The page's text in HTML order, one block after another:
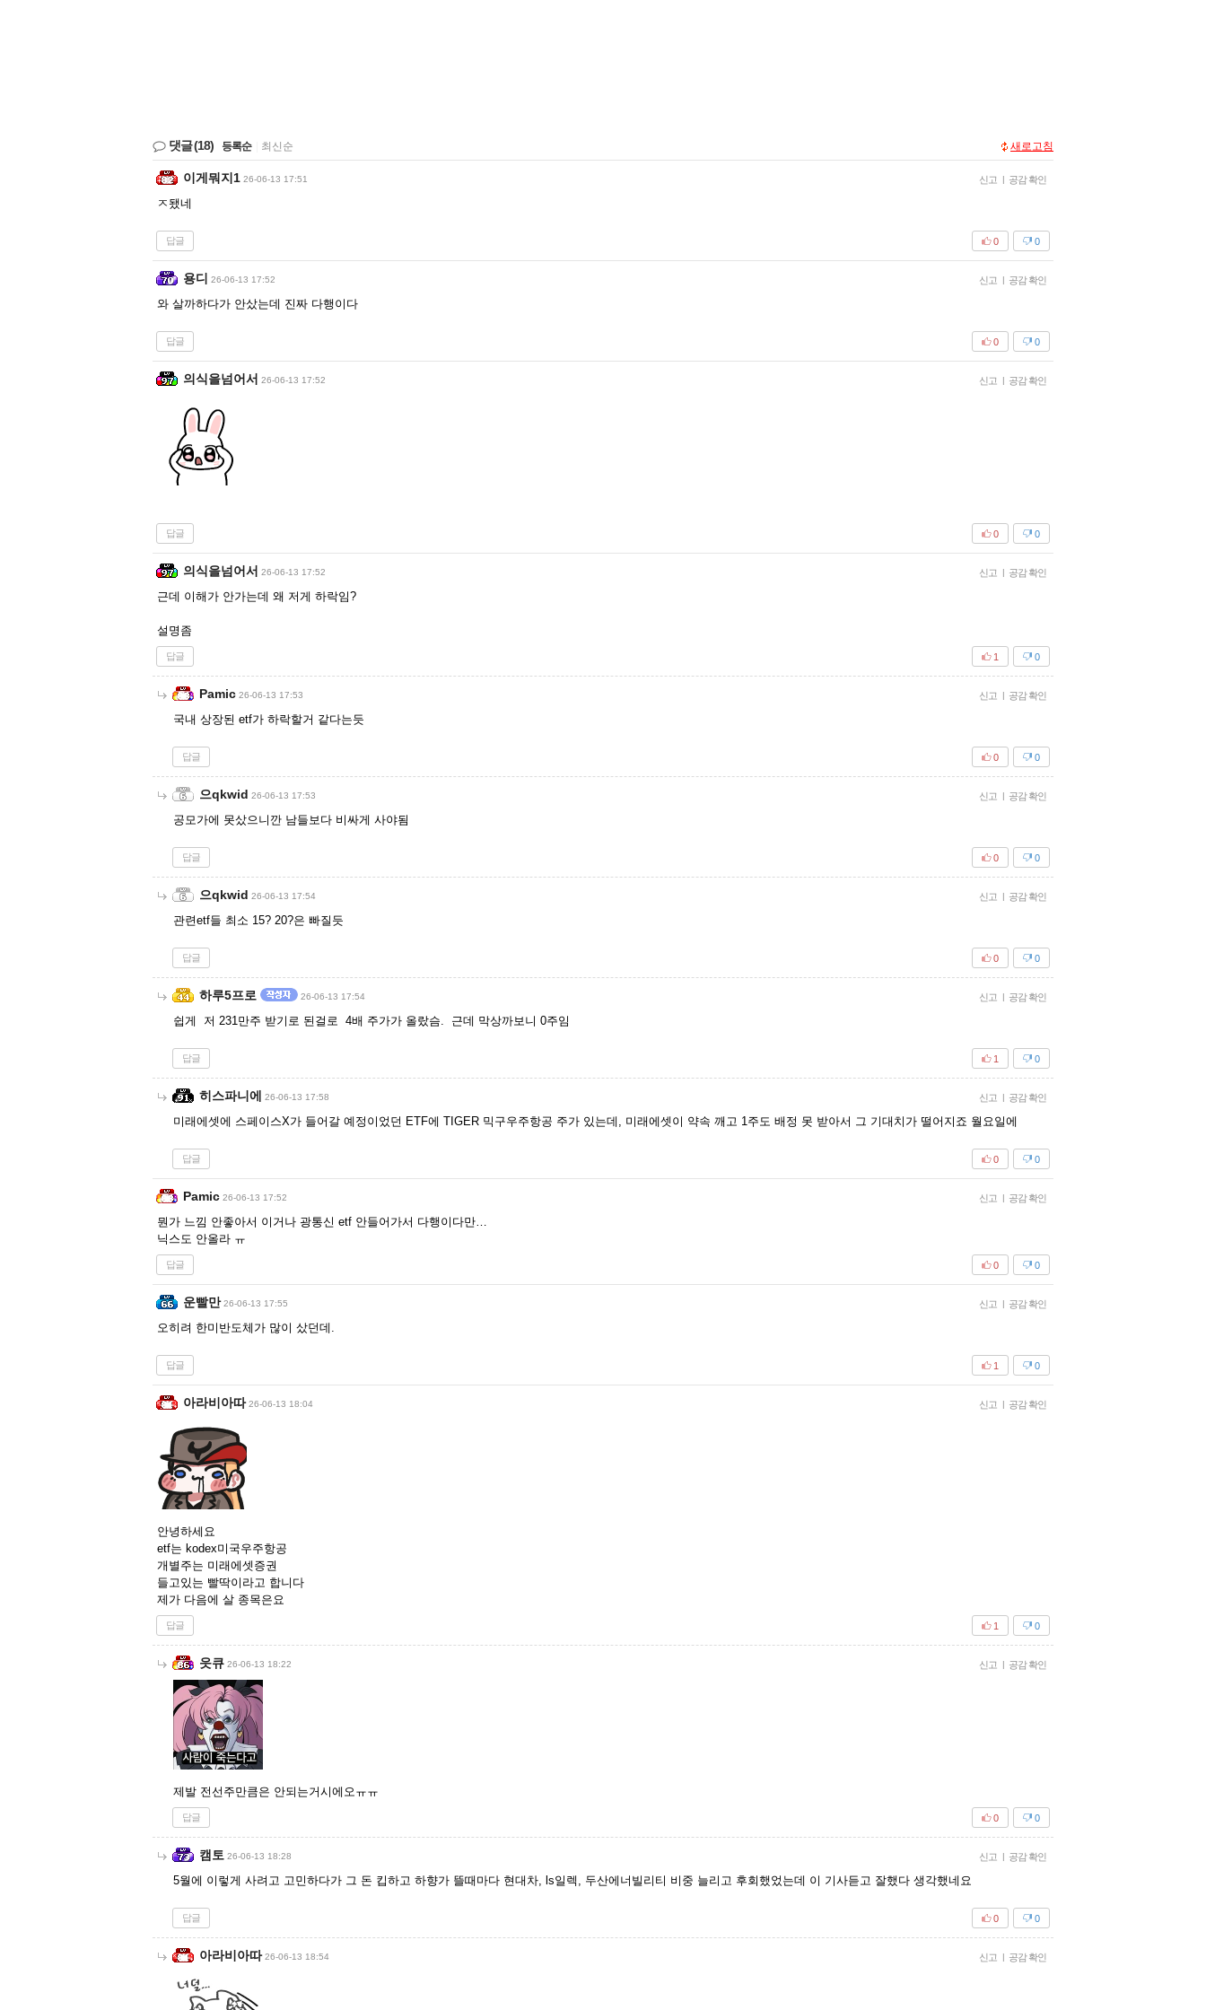
댓글(18) 등록순 최신순 새로고침
이게뭐지1 26-06-13 17:51 신고 | 공감 확인
ㅈ됐네
답글 0
0
용디 26-06-13 17:52 신고 | 공감 확인
와 살까하다가 안샀는데 진짜 다행이다
답글 0
0
의식을넘어서 26-06-13 17:52 신고 | 공감 확인
답글 0
0
의식을넘어서 26-06-13 17:52 신고 | 공감 확인
근데 이해가 안가는데 왜 저게 하락임?
설명좀
답글 0
1
Pamic 26-06-13 17:53 신고 | 공감 확인
국내 상장된 etf가 하락할거 같다는듯
답글 0
0
으qkwid 26-06-13 17:53 신고 | 공감 확인
공모가에 못샀으니깐 남들보다 비싸게 사야됨
답글 0
0
으qkwid 26-06-13 17:54 신고 | 공감 확인
관련etf들 최소 15? 20?은 빠질듯
답글 0
0
하루5프로 26-06-13 17:54 신고 | 공감 확인
쉽게 저 231만주 받기로 된걸로 4배 주가가 올랐슴. 근데 막상까보니 0주임
답글 0
1
히스파니에 26-06-13 17:58 신고 | 공감 확인
미래에셋에 스페이스X가 들어갈 예정이었던 ETF에 TIGER 믹구우주항공 주가 있는데, 미래에셋이 약속 깨고 1주도 배정 못 받아서 그 기대치가 떨어지죠 월요일에
답글 0
0
Pamic 26-06-13 17:52 신고 | 공감 확인
뭔가 느낌 안좋아서 이거나 광통신 etf 안들어가서 다행이다만…
닉스도 안올라 ㅠ
답글 0
0
운빨만 26-06-13 17:55 신고 | 공감 확인
오히려 한미반도체가 많이 샀던데.
답글 0
1
아라비아따 26-06-13 18:04 신고 | 공감 확인
안녕하세요
etf는 kodex미국우주항공
개별주는 미래에셋증권
들고있는 빨딱이라고 합니다
제가 다음에 살 종목은요
답글 0
1
읏큐 26-06-13 18:22 신고 | 공감 확인
제발 전선주만큼은 안되는거시에오ㅠㅠ
답글 0
0
캠토 26-06-13 18:28 신고 | 공감 확인
5월에 이렇게 사려고 고민하다가 그 돈 킵하고 하향가 뜰때마다 현대차, ls일렉, 두산에너빌리티 비중 늘리고 후회했었는데 이 기사듣고 잘했다 생각했네요
답글 0
0
아라비아따 26-06-13 18:54 신고 | 공감 확인